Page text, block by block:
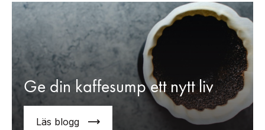
Ge din kaffesump ett nytt liv
Läs blogg